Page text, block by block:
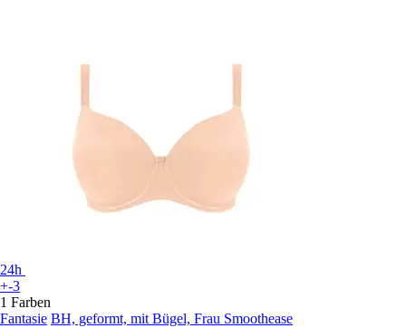
24h
+-3
1 Farben
Fantasie BH, geformt, mit Bügel, Frau Smoothease